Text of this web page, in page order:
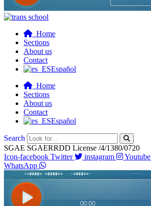
Home
Sections
About us
Contact
Español
Home
Sections
About us
Contact
Español
Search
SGAE SGAERRDD License /4/1380/0720
Icon-facebook Twitter instagram Youtube
WhatsApp